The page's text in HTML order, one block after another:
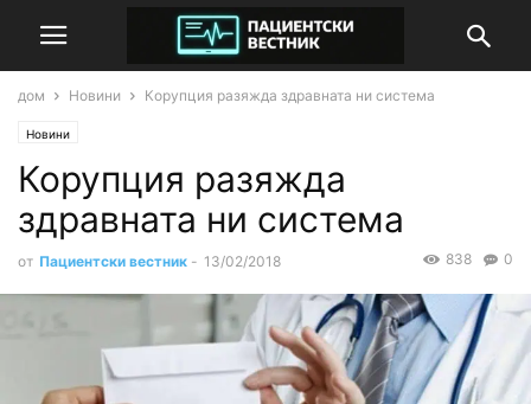
дом Новини Корупция разяжда здравната ни система
Новини
Корупция разяжда
здравната ни система
от Пациентски вестник - 13/02/2018 0
838